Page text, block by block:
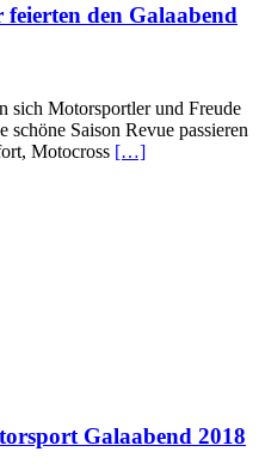
den Galaabend
sich Motorsportler und Freude
schöne Saison Revue passieren
Motocross […]
Galaabend 2018